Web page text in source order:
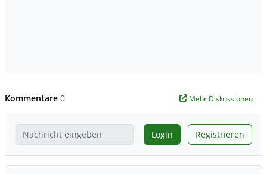
Kommentare 0 Mehr Diskussionen
Login Registrieren